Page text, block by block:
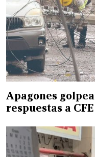
Apagones
respuestas a CFE